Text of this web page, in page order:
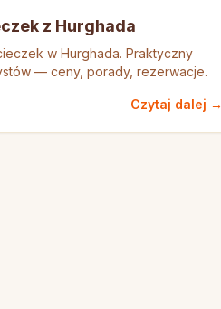
z Hurghada
w Hurghada. Praktyczny
— ceny, porady, rezerwacje.
Czytaj dalej →